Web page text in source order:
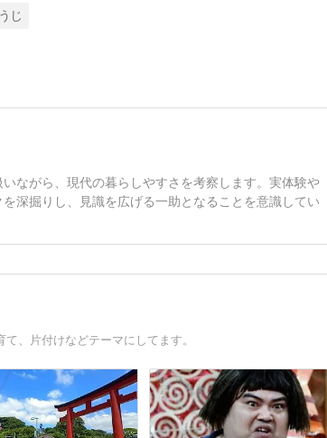
じ
ながら、現代の暮らしやすさを考察します。実体験や
深掘りし、見識を広げる一助となることを意識してい
、片付けなどテーマにしてます。